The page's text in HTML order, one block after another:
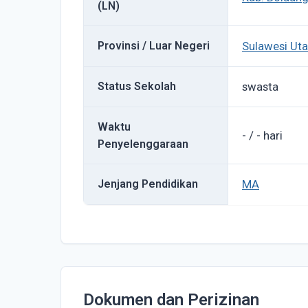
(LN)
Provinsi / Luar Negeri Sulawesi
Status Sekolah swasta
Waktu
Penyelenggaraan
- / - hari
Jenjang Pendidikan MA
Dokumen dan Perizinan